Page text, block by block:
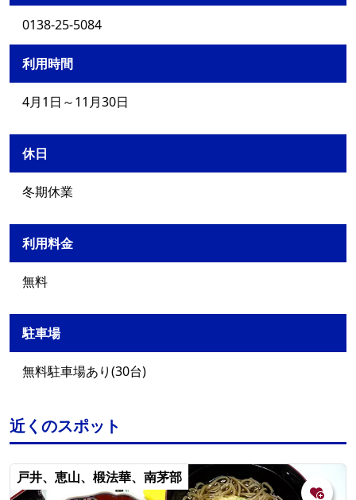
0138-25-5084
利用時間
4月1日～11月30日
休日
冬期休業
利用料金
無料
駐車場
無料駐車場あり(30台)
近くのスポット
戸井、恵山、椴法華、南茅部